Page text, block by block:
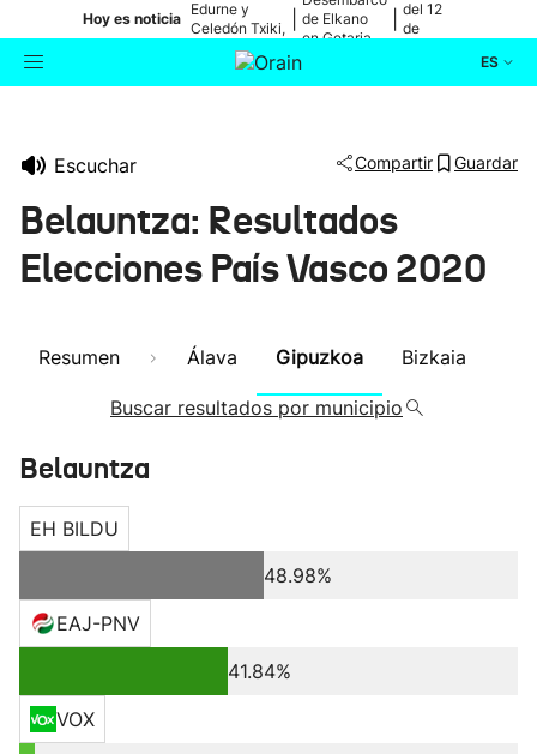
Hoy es noticia
Edurne y
Celedón Txiki,
en directo
de Elkano
en Getaria
del 12
de
ES
Cultura
Escuchar Compartir Guardar
Belauntza: Resultados
Elecciones País Vasco 2020
Resumen Álava Gipuzkoa Bizkaia
Buscar resultados por municipio
Belauntza
EH BILDU
48.98%
EAJ-PNV
41.84%
VOX